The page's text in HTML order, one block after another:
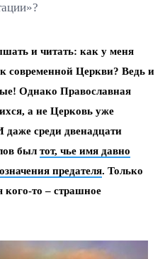
и читать: как у меня
современной Церкви? Ведь и
Однако Православная
а не Церковь уже
среди двенадцати
был тот, чье имя давно
предателя. Только
кого-то – страшное